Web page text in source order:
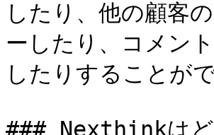
したり、他の顧客
ーしたり、コメン
したりすることが
### Nexthinkはど